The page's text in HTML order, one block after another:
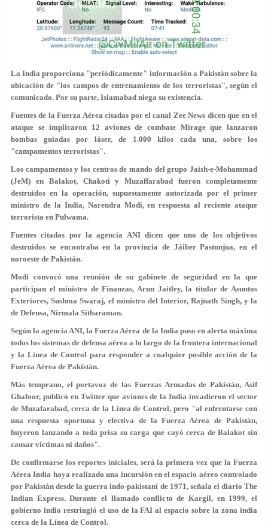
La Indiaproporciona "periódicamente" informacióna Pakistán sobre la
ubicación de "los campos de entrenamiento de los terroristas", según el
comunicado. Por su parte, Islamabad niega su existencia.
Fuentes de la Fuerza Aérea citadas por el canal Zee News dicen que en el
ataque se implicaron 12 aviones de combate Mirage que lanzaron
bombas guiadas por láser, de 1.000 kilos cada una, sobre los
"campamentos terroristas".
Los campamentos y los centros de mando del grupo Jaish-e-Mohammad
(JeM) en Balakot, Chakoti y Muzaffarabad fueron completamente
destruidos en la operación, supuestamente autorizada por el primer
ministro de la India, Narendra Modi, en respuesta al reciente ataque
terrorista en Pulwama.
Fuentes citadas por la agencia ANI dicen que uno de los objetivos
destruidos se encontraba en la provincia de Jáiber Pastunjua, en el
noroeste de Pakistán.
Modi convocó una reunión de su gabinete de seguridad en la que
participan el ministro de Finanzas, Arun Jaitley, la titular de Asuntos
Exteriores, Sushma Swaraj, el ministro del Interior, Rajnath Singh, y la
de Defensa, Nirmala Sitharaman.
Según la agencia ANI, la Fuerza Aérea de la India puso en alerta máxima
todos los sistemas de defensa aérea a lo largo de la frontera internacional
y la Línea de Control para responder a cualquier posible acción de la
Fuerza Aérea de Pakistán.
Más temprano, el portavoz de las Fuerzas Armadas de Pakistán, Asif
Ghafoor, publicó en Twitter que aviones de la India invadieron el sector
de Muzafarabad, cerca de la Línea de Control, pero "al enfrentarse con
una respuesta oportuna y efectiva de la Fuerza Aérea de Pakistán,
huyeron lanzando a toda prisa su carga que cayó cerca de Balakot sin
causar víctimas ni daños".
De confirmarse los reportes iniciales, será la primera vez que la Fuerza
Aérea India haya realizado una incursión en el espacio aéreo controlado
por Pakistán desde la guerra indo-pakistaní de 1971, señala el diario The
Indian Express. Durante el llamado conflicto de Kargil, en 1999, el
gobierno indio restringió el uso de la FAI al espacio sobre la zona india
cerca de la Línea de Control.